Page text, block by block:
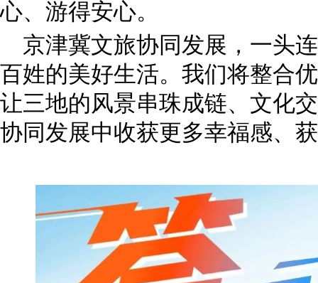
心、游得安心。
京津冀文旅协同发展，一头
百姓的美好生活。我们将整合
让三地的风景串珠成链、文化
协同发展中收获更多幸福感、